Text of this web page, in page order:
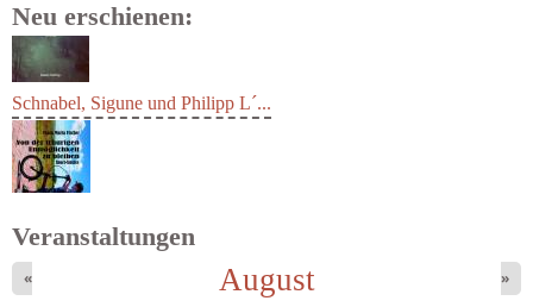
Neu erschienen:
Schnabel, Sigune und Philipp L´...
Fischer, Frank Maria - Von der...
Veranstaltungen
August
« »